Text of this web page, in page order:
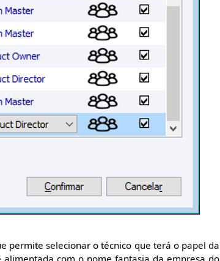
permite selecionar o técnico que terá o papel da
com o nome fantasia da empresa do